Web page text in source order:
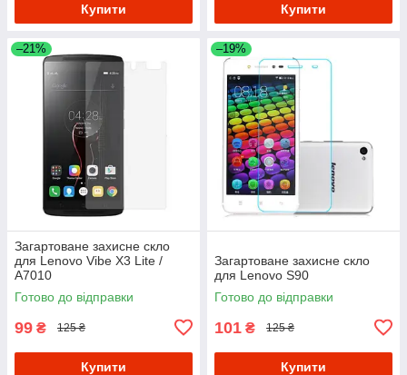
Купити Купити
–21%
Загартоване захисне скло
для Lenovo Vibe X3 Lite /
A7010
Готово до відправки
99 ₴ 125 ₴
Купити
–19%
Загартоване захисне скло
для Lenovo S90
Готово до відправки
101 ₴ 125 ₴
Купити